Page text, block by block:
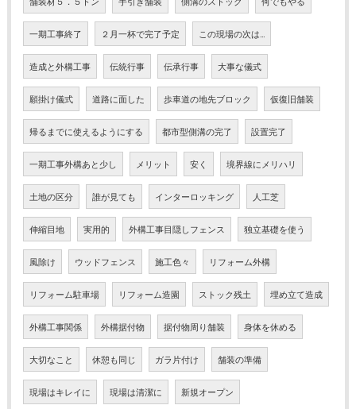
一期工事終了 ２月一杯で完了予定 この現場の次は…
造成と外構工事 伝統行事 伝承行事 大事な儀式
願掛け儀式 道路に面した 歩車道の地先ブロック 仮復旧舗装
帰るまでに使えるようにする 都市型側溝の完了 設置完了
一期工事外構あと少し メリット 安く 境界線にメリハリ
土地の区分 誰が見ても インターロッキング 人工芝
伸縮目地 実用的 外構工事目隠しフェンス 独立基礎を使う
風除け ウッドフェンス 施工色々 リフォーム外構
リフォーム駐車場 リフォーム造園 ストック残土 埋め立て造成
外構工事関係 外構据付物 据付物周り舗装 身体を休める
大切なこと 休憩も同じ ガラ片付け 舗装の準備
現場はキレイに 現場は清潔に 新規オープン